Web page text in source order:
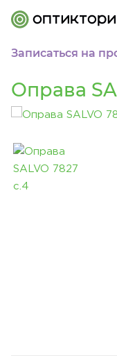
Записаться на
Оправа